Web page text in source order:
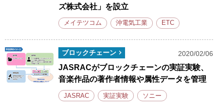
ズ株式会社」を設立
メイテツコム 沖電気工業 ETC
ブロックチェーン 2020/02/06
JASRACがブロックチェーンの実証実験、
音楽作品の著作者情報や属性データを管理
JASRAC 実証実験 ソニー